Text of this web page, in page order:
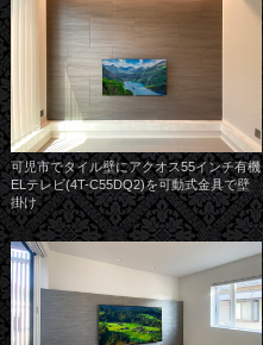
可児市でタイル壁にアクオス55インチ有機
ELテレビ(4T-C55DQ2)を可動式金具で壁
掛け